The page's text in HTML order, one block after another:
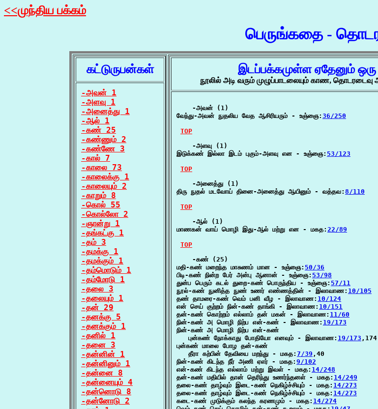
<<முந்திய பக்கம்
பெருங்கதை -
கட்டுருபன்கள்
-அவன் 1
-அளவு 1
-அனைத்து 1
-ஆல் 1
-கண் 25
-கண்ணும் 2
-கண்ணே 3
-கால் 7
-காலை 73
-காலைக்கு 1
-காலையும் 2
-காறும் 8
-கொல் 55
-கொல்லோ 2
-ஞான்று 1
-தங்கட்கு 1
-தம் 3
-தமக்கு 1
-தமக்கும் 1
-தம்மொடும் 1
-தம்மோடு 1
-தலை 3
-தலையும் 1
-தன் 29
-தனக்கு 5
-தனக்கும் 1
-தனில் 1
-தனை 3
-தன்னின் 1
-தன்னினும் 1
-தன்னை 8
-தன்னையும் 4
-தன்னொடு 8
-தன்னோடு 2
இடப்பக்கமுள்ள ஏதேனும் ஒரு
நூலில் அடி வரும் முழுப்பாடலையும் காண, தொடரடைவு
    -அவன் (1)
வேந்து-அவன் நுதலிய வேத ஆசிரியரும் - உஞ்ஞை: 36/250
TOP
    -அளவு (1)
இடுக்கண் இல்லா இடம் புகும்-அளவு என - உஞ்ஞை: 53/123
TOP
    -அனைத்து (1)
திரு நுதல் மடவோய் தினை-அனைத்து ஆயினும் - வத்தவ: 8/110
TOP
    -ஆல் (1)
மாணகன் வாய் மொழி இது-ஆல் மற்று என - மகத: 22/89
TOP
    -கண் (25)
மதி-கண் மறைந்த மாசுணம் மான - உஞ்ஞை: 50/36
பிடி-கண் நின்ற பேர் அன்பு ஆனான் - உஞ்ஞை: 53/98
துன்ப பெரும் கடல் துறை-கண் பொருந்திய - உஞ்ஞை: 57/11
நூல்-கண் நுனித்த நுண் உணர் எண்ணத்தின் - இலாவாண: 10/105
தண் தாமரை-கண் வெம் பனி வீழ - இலாவாண: 10/124
என் செய் குற்றம் நின்-கண் தாங்கி - இலாவாண: 10/151
தன்-கண் கொற்றம் எல்லாம் தன் மகன் - இலாவாண: 11/60
நின்-கண் அ மொழி நிற்ப என்-கண் - இலாவாண: 19/173
நின்-கண் அ மொழி நிற்ப என்-கண்
   புன்கண் நோக்காது போதியோ எனவும் - இலாவாண:
19/173 ,174
புன்கண் மாலை போழ தன்-கண்
   தீரா கற்பின் தேவியை மறந்து - மகத:
7/39 ,40
நின்-கண் கிடந்த நீர் அணி ஏஎர் - மகத: 9/102
என்-கண் கிடந்த எல்லாம் மற்று இவள் - மகத: 14/248
தன்-கண் மதியில் தான் தெரிந்து உணர்ந்தனள் - மகத: 14/249
தலை-கண் தாழ்வும் இடை-கண் நெகிழ்ச்சியும் - மகத: 14/273
தலை-கண் தாழ்வும் இடை-கண் நெகிழ்ச்சியும் - மகத: 14/273
கடை-கண் முடுக்கும் கலந்த கரணமும் - மகத: 14/274